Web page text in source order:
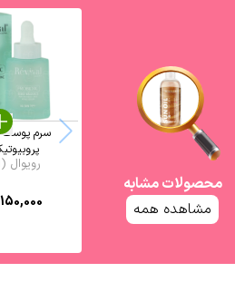
محصولات مشابه
مشاهده همه
سرم پوست
رویوال (Revival)